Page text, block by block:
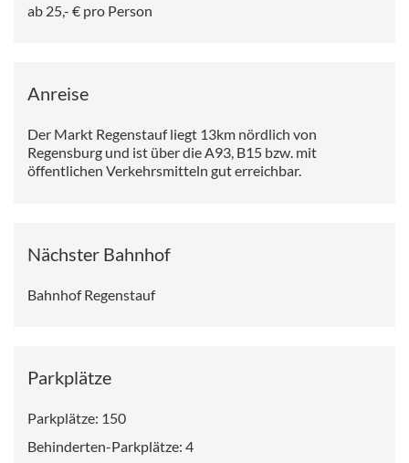
ab 25,- € pro Person
Anreise
Der Markt Regenstauf liegt 13km nördlich von
Regensburg und ist über die A93, B15 bzw. mit
öffentlichen Verkehrsmitteln gut erreichbar.
Nächster Bahnhof
Bahnhof Regenstauf
Parkplätze
Parkplätze: 150
Behinderten-Parkplätze: 4